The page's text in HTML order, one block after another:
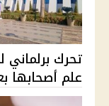
تحرك
علم أصحابها